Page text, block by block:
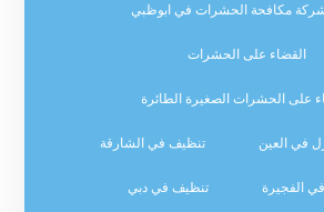
مكافحة الحشرات في ابوظبي
القضاء على الحشرات
على الحشرات الصغيرة الطائرة
في العين تنظيف في الشارقة
الفجيرة تنظيف في دبي